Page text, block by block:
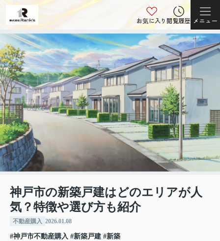
お気に入り閲覧履歴 メニュー
神戸市の新築戸建はどのエリアが人
気？特徴や選び方も紹介
不動産購入 2026.01.08
#神戸市不動産購入 #新築戸建 #新築